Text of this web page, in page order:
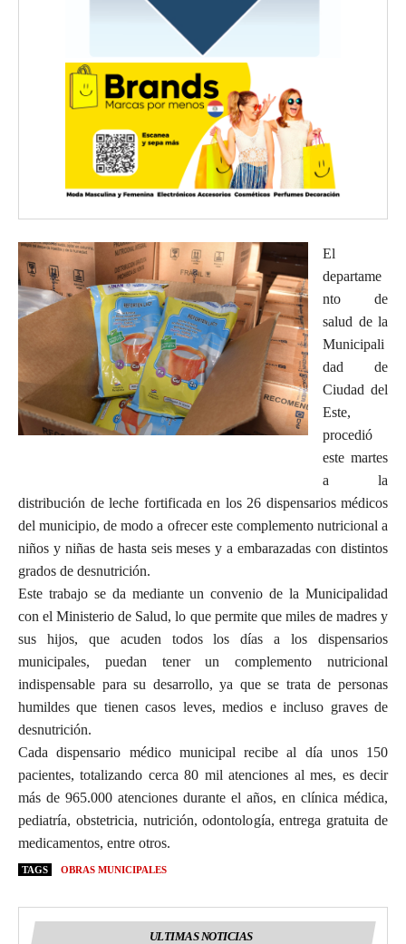
El
departame
nto de
salud de la
Municipali
dad de
Ciudad del
Este,
procedió
este martes
a la
distribución de leche fortificada en los 26 dispensarios médicos
del municipio, de modo a ofrecer este complemento nutricional a
niños y niñas de hasta seis meses y a embarazadas con distintos
grados de desnutrición.
Este trabajo se da mediante un convenio de la Municipalidad
con el Ministerio de Salud, lo que permite que miles de madres y
sus hijos, que acuden todos los días a los dispensarios
municipales, puedan tener un complemento nutricional
indispensable para su desarrollo, ya que se trata de personas
humildes que tienen casos leves, medios e incluso graves de
desnutrición.
Cada dispensario médico municipal recibe al día unos 150
pacientes, totalizando cerca 80 mil atenciones al mes, es decir
más de 965.000 atenciones durante el años, en clínica médica,
pediatría, obstetricia, nutrición, odontología, entrega gratuita de
medicamentos, entre otros.
TAGS OBRAS MUNICIPALES
ULTIMAS NOTICIAS